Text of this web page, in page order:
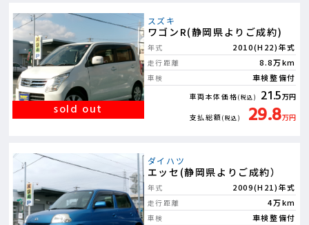
スズキ
ワゴンR(静岡県よりご成約)
年式 2010(H22)年式
走行距離 8.8万km
車検 車検整備付
車両本体価格(税込) 21.5万円
支払総額(税込) 29.8万円
ダイハツ
エッセ(静岡県よりご成約）
年式 2009(H21)年式
走行距離 4万km
車検 車検整備付